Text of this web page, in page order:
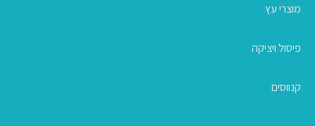
מוצרי עץ
פיסול ויציקה
קנווסים